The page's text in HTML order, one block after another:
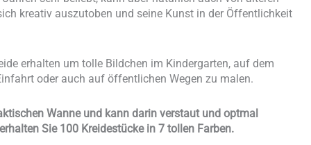
kreativ auszutoben und seine Kunst in der Öffentlichkeit
erhalten um tolle Bildchen im Kindergarten, auf dem
oder auch auf öffentlichen Wegen zu malen.
Wanne und kann darin verstaut und optmal
Sie 100 Kreidestücke in 7 tollen Farben.